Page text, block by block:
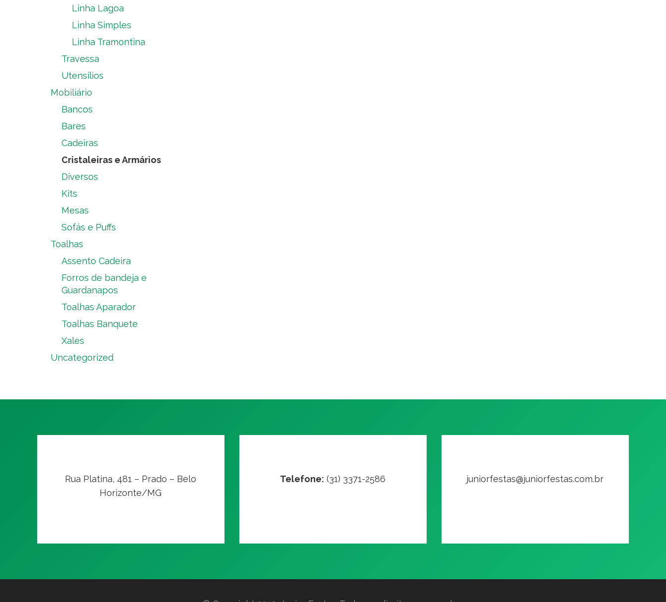
Linha Lagoa
Linha Simples
Linha Tramontina
Travessa
Utensílios
Mobiliário
Bancos
Bares
Cadeiras
Cristaleiras e Armários
Diversos
Kits
Mesas
Sofás e Puffs
Toalhas
Assento Cadeira
Forros de bandeja e
Guardanapos
Toalhas Aparador
Toalhas Banquete
Xales
Uncategorized
Rua Platina, 481 – Prado – Belo
Horizonte/MG
Telefone: (31) 3371-2586 juniorfestas@juniorfestas.com.br